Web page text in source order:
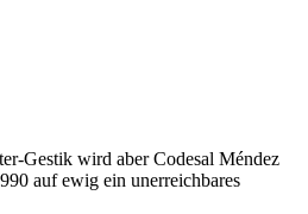
Gestik wird aber Codesal Méndez
auf ewig ein unerreichbares